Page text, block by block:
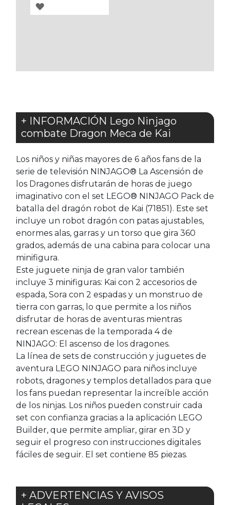
AGREGAR
+ INFORMACIÓN Lego Ninjago
combate Dragon Meca de Kai
Los niños y niñas mayores de 6 años fans de la
serie de televisión NINJAGO® La Ascensión de
los Dragones disfrutarán de horas de juego
imaginativo con el set LEGO® NINJAGO Pack de
batalla del dragón robot de Kai (71851). Este set
incluye un robot dragón con patas ajustables,
enormes alas, garras y un torso que gira 360
grados, además de una cabina para colocar una
minifigura.
Este juguete ninja de gran valor también
incluye 3 minifiguras: Kai con 2 accesorios de
espada, Sora con 2 espadas y un monstruo de
tierra con garras, lo que permite a los niños
disfrutar de horas de aventuras mientras
recrean escenas de la temporada 4 de
NINJAGO: El ascenso de los dragones.
La línea de sets de construcción y juguetes de
aventura LEGO NINJAGO para niños incluye
robots, dragones y templos detallados para que
los fans puedan representar la increíble acción
de los ninjas. Los niños pueden construir cada
set con confianza gracias a la aplicación LEGO
Builder, que permite ampliar, girar en 3D y
seguir el progreso con instrucciones digitales
fáciles de seguir. El set contiene 85 piezas.
+ ADVERTENCIAS Y AVISOS